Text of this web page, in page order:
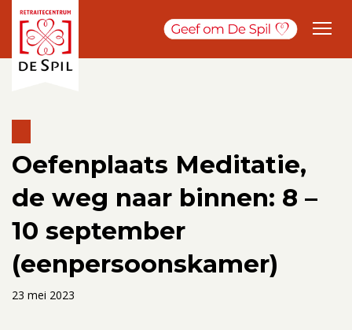
Oefenplaats Meditatie,
de weg naar binnen: 8 –
10 september
(eenpersoonskamer)
23 mei 2023